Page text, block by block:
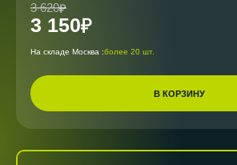
3 620
3 150
На складе Москва :более 20 шт.
В КОРЗИНУ